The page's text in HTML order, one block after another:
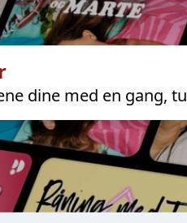
dine med en gang,